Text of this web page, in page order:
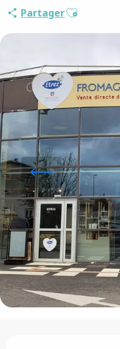
PartagerAjouter aux